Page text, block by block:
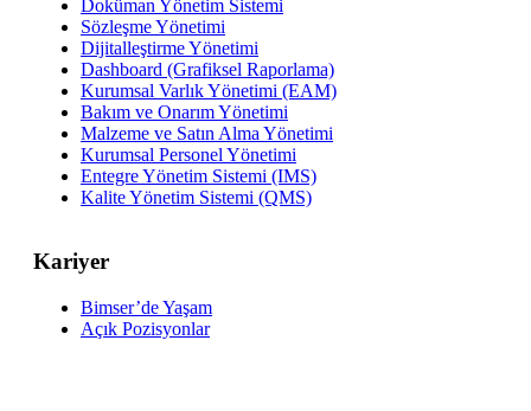
Doküman Yönetim Sistemi
Sözleşme Yönetimi
Dijitalleştirme Yönetimi
Dashboard (Grafiksel Raporlama)
Kurumsal Varlık Yönetimi (EAM)
Bakım ve Onarım Yönetimi
Malzeme ve Satın Alma Yönetimi
Kurumsal Personel Yönetimi
Entegre Yönetim Sistemi (IMS)
Kalite Yönetim Sistemi (QMS)
Kariyer
Bimser’de Yaşam
Açık Pozisyonlar